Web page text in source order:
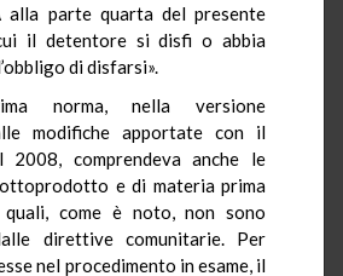
alla parte quarta del presente
il detentore si disfi o abbia
di disfarsi».
norma, nella versione
modifiche apportate con il
comprendeva anche le
e di materia prima
quali, come è noto, non sono
direttive comunitarie. Per
nel procedimento in esame, il